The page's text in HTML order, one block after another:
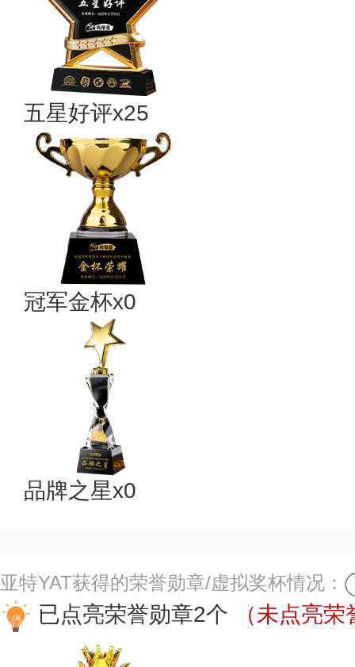
五星好评x25
冠军金杯x0
品牌之星x0
亚特YAT获得的荣誉勋章/虚拟奖杯情况：
已点亮荣誉勋章2个 （未点亮